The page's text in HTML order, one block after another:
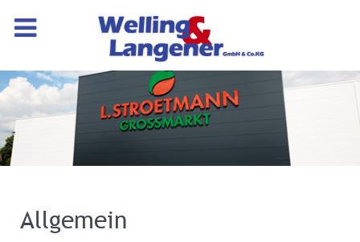
Allgemein